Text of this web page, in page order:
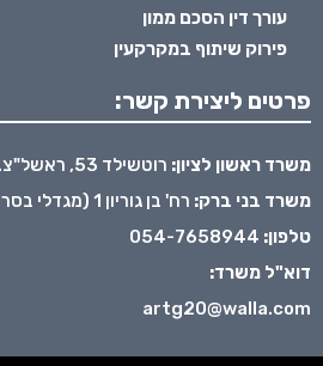
עורך דין הסכם ממון
פירוק שיתוף במקרקעין
פרטים ליצירת קשר:
משרד ראשון לציון: רוטשילד 53, ראשל"צ.
משרד בני ברק: רח' בן גוריון 1 (מגדלי בסר 2 קומה 25).
טלפון: 054-7658944
דוא"ל משרד:
artg20@walla.com